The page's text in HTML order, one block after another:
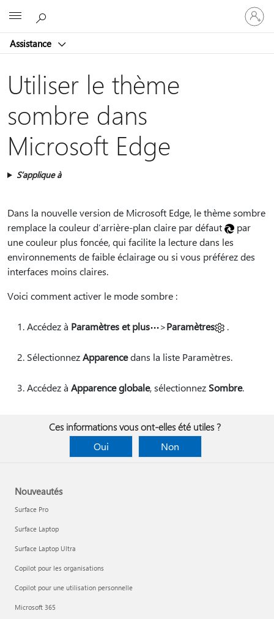
Assistance
vous
à
compte
Utiliser le thème
sombre dans
Microsoft Edge
S’applique à
Dans la nouvelle version de Microsoft Edge, le thème sombre
remplace la couleur d’arrière-plan claire par défaut
par
une couleur plus foncée, qui facilite la lecture dans les
environnements de faible éclairage ou si vous préférez des
interfaces moins claires.
Voici comment activer le mode sombre :
Accédez à Paramètres et plus >Paramètres .
SélectionnezApparencedans la liste Paramètres.
Accédez à Apparence globale, sélectionnez Sombre.
Ces informations vous ont-elles été utiles ?
Oui
Non
Nouveautés
Surface Pro
Surface Laptop
Surface Laptop Ultra
Copilot pour les organisations
Copilot pour une utilisation personnelle
Microsoft 365